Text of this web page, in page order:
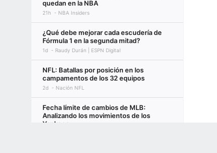
quedan en la NBA
21h NBA Insiders
¿Qué debe mejorar cada escudería de
Fórmula 1 en la segunda mitad?
1d Raudy Durán | ESPN Digital
NFL: Batallas por posición en los
campamentos de los 32 equipos
2d Nación NFL
Fecha límite de cambios de MLB:
Analizando los movimientos de los
Yankees